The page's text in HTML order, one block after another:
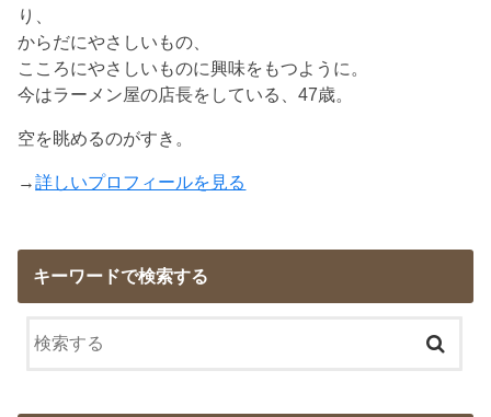
り、
からだにやさしいもの、
こころにやさしいものに興味をもつように。
今はラーメン屋の店長をしている、47歳。
空を眺めるのがすき。
→詳しいプロフィールを見る
キーワードで検索する